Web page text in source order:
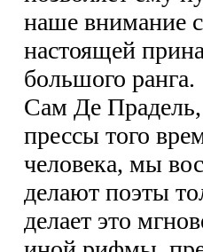
наше внимание
настоящей
большого ранга.
Сам Де
прессы того
человека, мы
делают поэты
делает это